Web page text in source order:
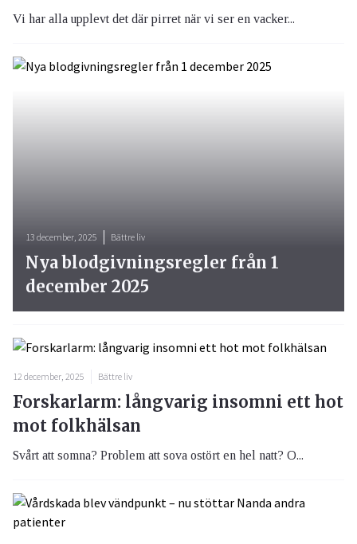
Vi har alla upplevt det där pirret när vi ser en vacker...
13 december, 2025 Bättre liv
Nya blodgivningsregler från 1
december 2025
12 december, 2025 Bättre liv
Forskarlarm: långvarig insomni ett hot
mot folkhälsan
Svårt att somna? Problem att sova ostört en hel natt? O...